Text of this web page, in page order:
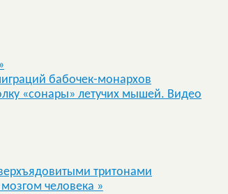
бабочек-монархов
«сонары» летучих мышей. Видео
тритонами
человека »